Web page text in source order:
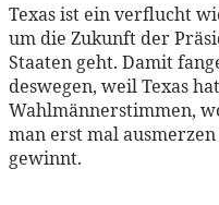
Texas ist ein verflucht
um die Zukunft der
Staaten geht. Damit
deswegen, weil Texas
Wahlmännerstimmen,
man erst mal
gewinnt.